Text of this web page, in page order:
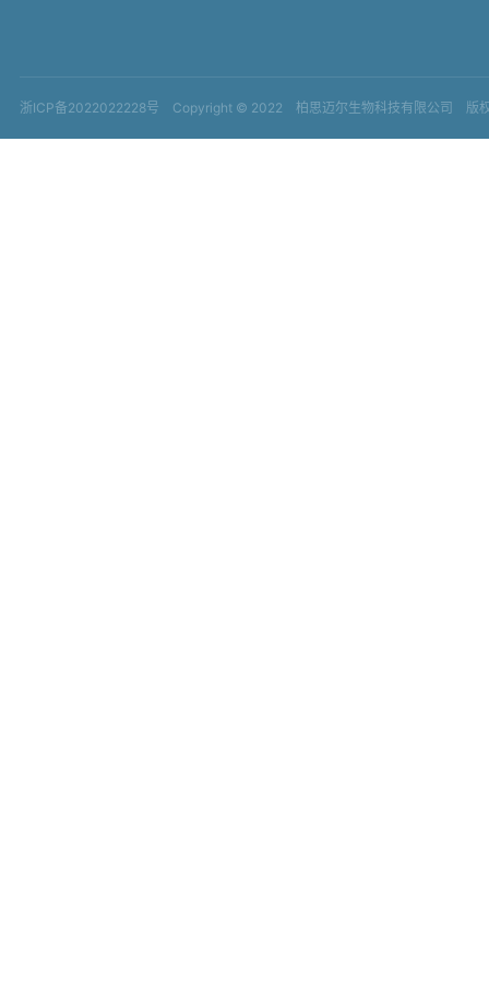
浙ICP备2022022228号 Copyright © 2022 柏思迈尔生物科技有限公司 版